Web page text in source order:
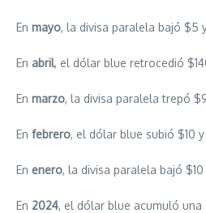
En mayo, la divisa paralela bajó $5
En abril, el dólar blue retrocedió
En marzo, la divisa paralela trepó
En febrero, el dólar blue subió $10
En enero, la divisa paralela bajó
En 2024, el dólar blue acumuló una